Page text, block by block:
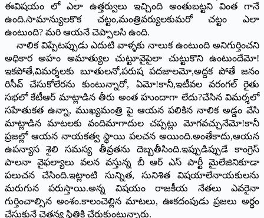
ఈవిషయం లో ఎలా ఉత్తర్వులు ఇచ్చింది అంతుబట్టని వింత గానే
ఉంది.సామాన్యులకొక చట్టం,మంత్రివర్యులకుమరో చట్టం ఎలా
ఉంటుంది? మరి ఆయనే చెప్పాలసి ఉంది.
నాలిక విప్పేటప్పుడు ఎదుటి వాళ్ళకు నాలుక ఉంటుంది అనిగుర్తించని
అధికార అహం అమాత్యుల చుట్టూవైపైలా చుట్టుకొని ఉంటుందేమో!
ఇకపోతే,విమర్శలకు బూతులనో,పరుష పదజాలమో,అద్దక పోతే జనం
రిసీవ్ చేసుకోలేరను కుంటున్నారో, ఏమో!కానీ,ఇటీవల వరంగల్ రైతు
సభలో కేటీఆర్ మాట్లాడిన తీరు అంత హుందాగా లేదు?చేసిన విమర్శలో
సహేతుకత ఉన్నా, ముఖ్యమంత్రి పై ఆయన పలికిన నాలిక అడ్డం వేసి
మాట్లాడిన మాటలకు వందిమాగాదుల చప్పట్లు మోగవచ్చునేమో!కానీ
ప్రజల్లో ఆయన నాయకత్వ స్థాయి పలచన అయింది.అంతేకాదు,ఆయన
ఉపన్యాస శైలి సమస్య తీవ్రతను దెబ్బతీసింది.ఇప్పుడిప్పుడే కాంగ్రెస్
పాలనా వైఫల్యాలు వలన వస్తున్న బీ ఆర్ ఎస్ పార్టీ మైలేజినికూడా
పలుచన చేసింది.ఇట్లాంటి సున్నిత, సునిశిత విషయాలేనాయకులను
మరుగున పరుస్తాయి.అన్న విషయం రాజకీయ నేతలు ఎవరైనా
గుర్తించాల్సిన అంశం.కాలంచెల్లిన మాటలు, ఊకదంపుడు ప్రజలు అర్థం
చేసుకునే చైతన్య స్థితికి చేరుకుంటున్నారు.